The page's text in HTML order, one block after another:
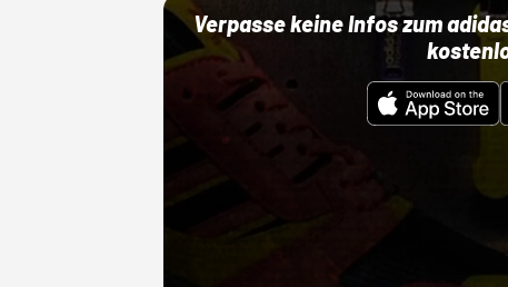
Verpasse keine Infos zum